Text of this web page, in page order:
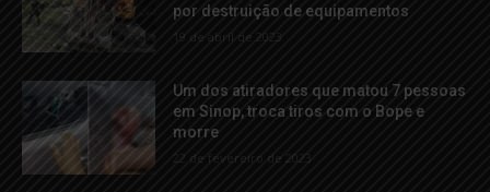
por destruição de equipamentos
19 de abril de 2023
Um dos atiradores que matou 7 pessoas
em Sinop, troca tiros com o Bope e
morre
22 de fevereiro de 2023